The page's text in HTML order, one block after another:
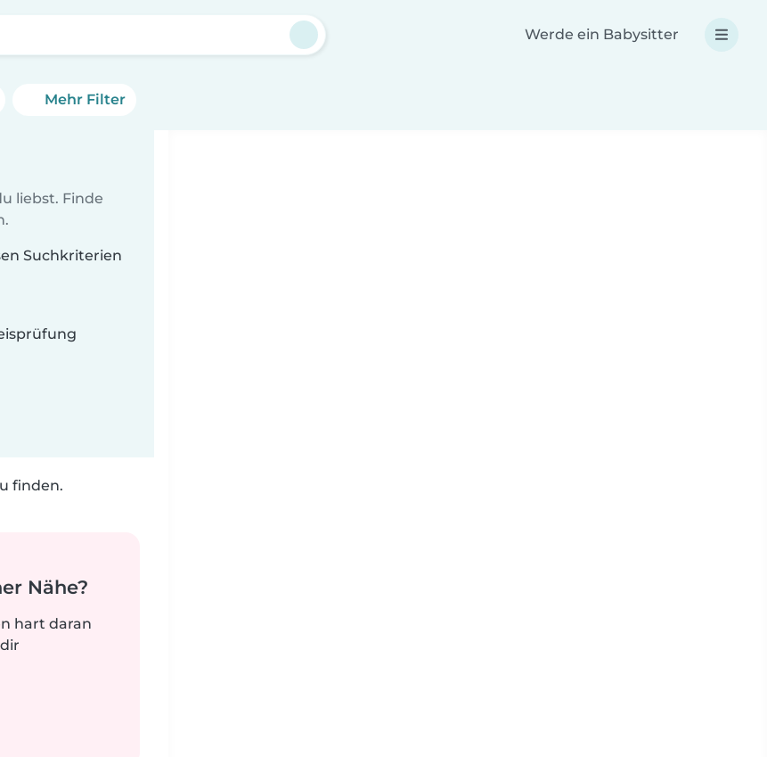
Werde ein Babysitter
Mehr Filter
liebst. Finde
Suchkriterien
finden.
Nähe?
hart daran